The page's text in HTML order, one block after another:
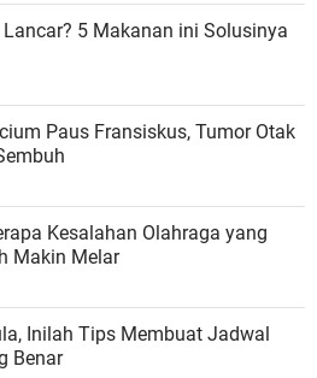
Lancar? 5 Makanan ini Solusinya
Paus Fransiskus, Tumor Otak
Kesalahan Olahraga yang
Makin Melar
Inilah Tips Membuat Jadwal
Benar